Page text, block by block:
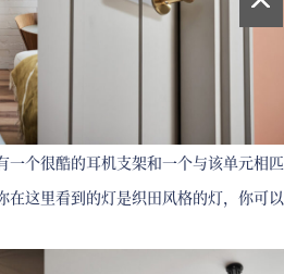
一个很酷的耳机支架和一个与该单元相匹
在这里看到的灯是织田风格的灯，你可以